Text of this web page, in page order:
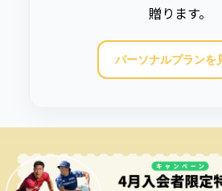
贈ります。
パーソナルプランを